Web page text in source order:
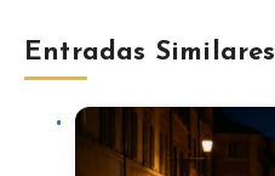
Entradas Similares